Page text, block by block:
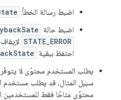
اضبط رسالة الخطأ
اضبط حالة
STATE_ERROR
احتفظ ببقية
يطلب المستخدم محتوًى لا
سبيل المثال، قد يطلب
محتوًى متاحًا فقط للمستخدمين